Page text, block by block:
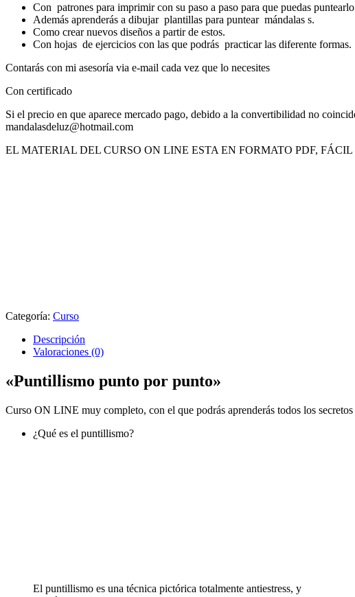
Con patrones para imprimir con su paso a paso para que puedas
Además aprenderás a dibujar plantillas para puntear mándalas s.
Como crear nuevos diseños a partir de estos.
Con hojas de ejercicios con las que podrás practicar las diferente formas.
Contarás con mi asesoría via e-mail cada vez que lo necesites
Con certificado
Si el precio en que aparece mercado pago, debido a la convertibilidad no
mandalasdeluz@hotmail.com
EL MATERIAL DEL CURSO ON LINE ESTA EN FORMATO PDF,
Categoría: Curso
Descripción
Valoraciones (0)
«Puntillismo punto por punto»
Curso ON LINE muy completo, con el que podrás aprenderás todos los
¿Qué es el puntillismo?
El puntillismo es una técnica pictórica totalmente antiestress, y